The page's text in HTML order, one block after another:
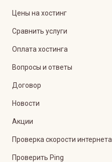
Цены на хостинг
Сравнить услуги
Оплата хостинга
Вопросы и ответы
Договор
Новости
Акции
Проверка скорости интернета
Проверить Ping